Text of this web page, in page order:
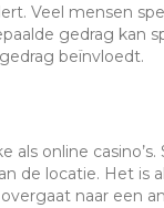
Veel mensen
gedrag kan
beïnvloedt.
als online
de locatie. Het is
naar een